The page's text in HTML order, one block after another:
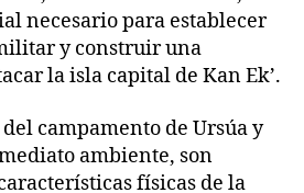
necesario para establecer
y construir una
la isla capital de Kan Ek’.
campamento de Ursúa y
ambiente, son
físicas de la